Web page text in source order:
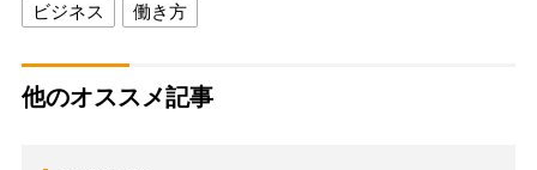
ビジネス 働き方
他のオススメ記事